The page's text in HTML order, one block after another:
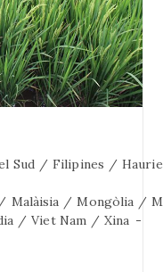
Sud / Filipines /
/ Malàisia / Mongòlia /
/ Viet Nam / Xina